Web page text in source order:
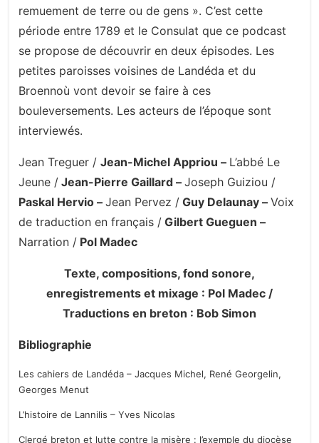
remuement de terre ou de gens ». C’est cette
période entre 1789 et le Consulat que ce podcast
se propose de découvrir en deux épisodes. Les
petites paroisses voisines de Landéda et du
Broennoù vont devoir se faire à ces
bouleversements. Les acteurs de l’époque sont
interviewés.
Jean Treguer /Jean-Michel Appriou – L’abbé Le
Jeune / Jean-Pierre Gaillard –Joseph Guiziou /
Paskal Hervio –Jean Pervez / Guy Delaunay –Voix
de traduction en français / Gilbert Gueguen –
Narration / Pol Madec
Texte, compositions, fond sonore,
enregistrements et mixage : Pol Madec /
Traductions en breton : Bob Simon
Bibliographie
Les cahiers de Landéda – Jacques Michel, René Georgelin,
Georges Menut
L’histoire de Lannilis – Yves Nicolas
Clergé breton et lutte contre la misère : l’exemple du diocèse